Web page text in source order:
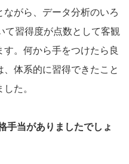
がら、データ分析のいろ
て習得度が点数として客観
。何から手をつけたら良
体系的に習得できたこと
た。
手当がありましたでしょ